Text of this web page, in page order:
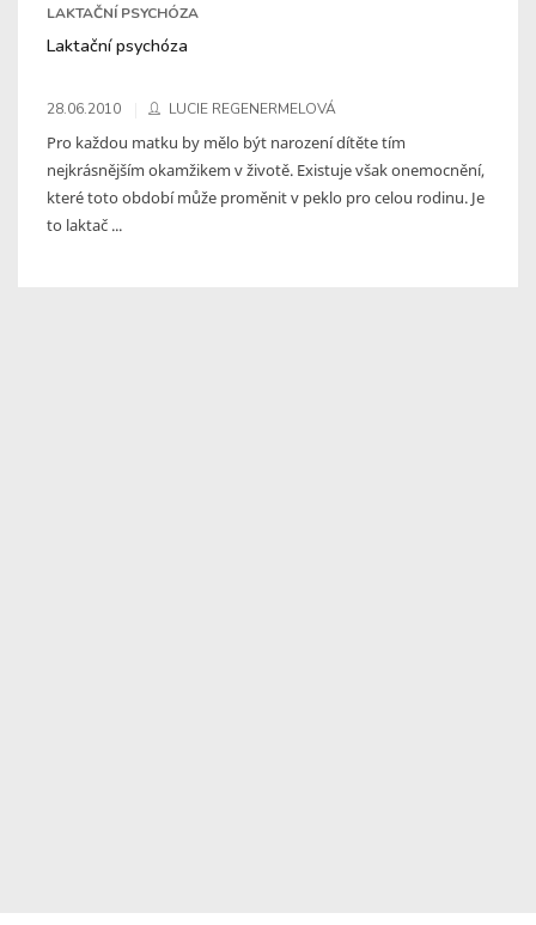
LAKTAČNÍ PSYCHÓZA
Laktační psychóza
28.06.2010 LUCIE REGENERMELOVÁ
Pro každou matku by mělo být narození dítěte tím
nejkrásnějším okamžikem v životě. Existuje však onemocnění,
které toto období může proměnit v peklo pro celou rodinu. Je
to laktač ...